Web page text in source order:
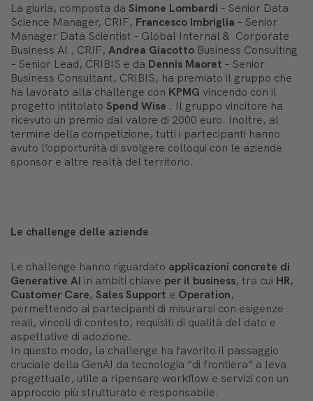
La giuria, composta da Simone Lombardi – Senior Data
Science Manager, CRIF, Francesco Imbriglia – Senior
Manager Data Scientist – Global Internal & Corporate
Business AI , CRIF, Andrea Giacotto Business Consulting
– Senior Lead, CRIBIS e da Dennis Maoret – Senior
Business Consultant, CRIBIS, ha premiato il gruppo che
ha lavorato alla challenge con KPMG vincendo con il
progetto intitolato Spend Wise . Il gruppo vincitore ha
ricevuto un premio dal valore di 2000 euro. Inoltre, al
termine della competizione, tutti i partecipanti hanno
avuto l’opportunità di svolgere colloqui con le aziende
sponsor e altre realtà del territorio.
Le challenge delle aziende
Le challenge hanno riguardato applicazioni concrete di
Generative AI in ambiti chiave per il business, tra cui HR,
Customer Care, Sales Support e Operation,
permettendo ai partecipanti di misurarsi con esigenze
reali, vincoli di contesto, requisiti di qualità del dato e
aspettative di adozione.
In questo modo, la challenge ha favorito il passaggio
cruciale della GenAI da tecnologia “di frontiera” a leva
progettuale, utile a ripensare workflow e servizi con un
approccio più strutturato e responsabile.